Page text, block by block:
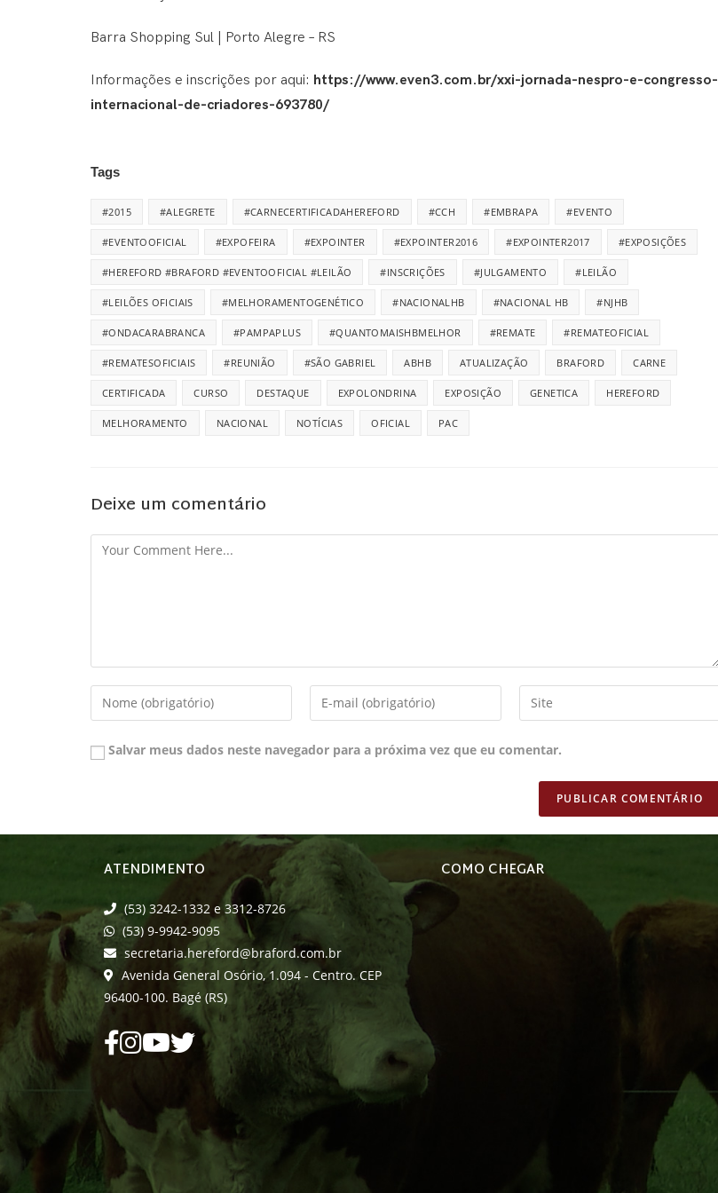
Barra Shopping Sul | Porto Alegre – RS
Informações e inscrições por aqui: https://www.even3.com.br/xxi-jornada-nespro-e-congresso-
internacional-de-criadores-693780/
Tags
#2015 #ALEGRETE #CARNECERTIFICADAHEREFORD #CCH #EMBRAPA #EVENTO
#EVENTOOFICIAL #EXPOFEIRA #EXPOINTER #EXPOINTER2016 #EXPOINTER2017 #EXPOSIÇÕES
#HEREFORD #BRAFORD #EVENTOOFICIAL #LEILÃO #INSCRIÇÕES #JULGAMENTO #LEILÃO
#LEILÕES OFICIAIS #MELHORAMENTOGENÉTICO #NACIONALHB #NACIONAL HB #NJHB
#ONDACARABRANCA #PAMPAPLUS #QUANTOMAISHBMELHOR #REMATE #REMATEOFICIAL
#REMATESOFICIAIS #REUNIÃO #SÃO GABRIEL ABHB ATUALIZAÇÃO BRAFORD CARNE
CERTIFICADA CURSO DESTAQUE EXPOLONDRINA EXPOSIÇÃO GENETICA HEREFORD
MELHORAMENTO NACIONAL NOTÍCIAS OFICIAL PAC
Deixe um comentário
Salvar meus dados neste navegador para a próxima vez que eu comentar.
ATENDIMENTO
(53) 3242-1332 e 3312-8726
(53) 9-9942-9095
secretaria.hereford@braford.com.br
Avenida General Osório, 1.094 - Centro. CEP
96400-100. Bagé (RS)
COMO CHEGAR